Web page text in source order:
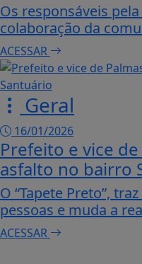
Os responsáveis
colaboração da
ACESSAR
Geral
16/01/2026
Prefeito e vice
asfalto no bairro
O “Tapete Preto”,
pessoas e muda a
ACESSAR
Termos de
Esse site
concorda com